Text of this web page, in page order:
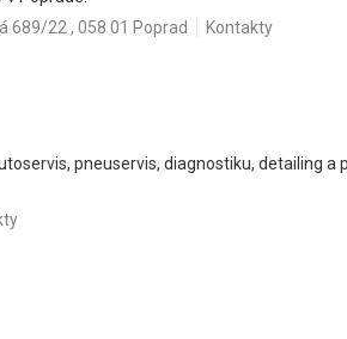
689/22 , 058 01 Poprad Kontakty
pneuservis, diagnostiku, detailing a